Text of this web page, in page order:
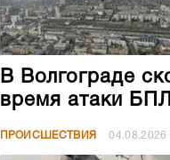
В Волгограде
время атаки
ПРОИСШЕСТВИЯ 04.08.2026